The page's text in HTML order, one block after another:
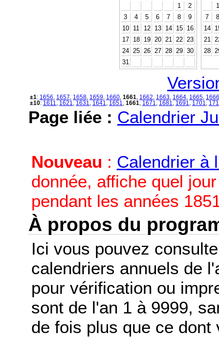
1
2
3
4 5 6 7 8
9
10
11 12 13 14 15
16
17
18 19 20 21 22
23
24
25 26 27 28 29 30
31
1
7
8
14
21
28
±1: 1656 1657 1658 1659 1660 1661 1662 1663 1664 1665 1666
±10: 1611 1621 1631 1641 1651 1661 1671 1681 1691 1701
Page liée : Calendrier
Nouveau : Calendrier à
donnée, affiche quel
pendant les années
À propos du
Ici vous pouvez
calendriers annuels de
pour vérification ou
sont de l'an 1 à 9999,
de fois plus que ce dont